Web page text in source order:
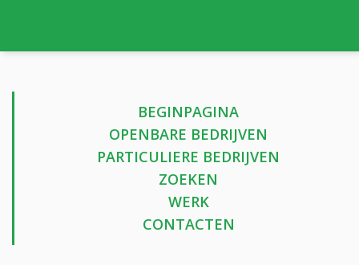
BEGINPAGINA
OPENBARE BEDRIJVEN
PARTICULIERE BEDRIJVEN
ZOEKEN
WERK
CONTACTEN